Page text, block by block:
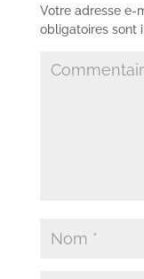
Votre adresse e-
obligatoires sont